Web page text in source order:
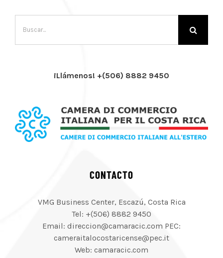
¡Llámenos! +(506) 8882 9450
CONTACTO
VMG Business Center, Escazú, Costa Rica
Tel: +(506) 8882 9450
Email: direccion@camaracic.com PEC:
cameraitalocostaricense@pec.it
Web: camaracic.com